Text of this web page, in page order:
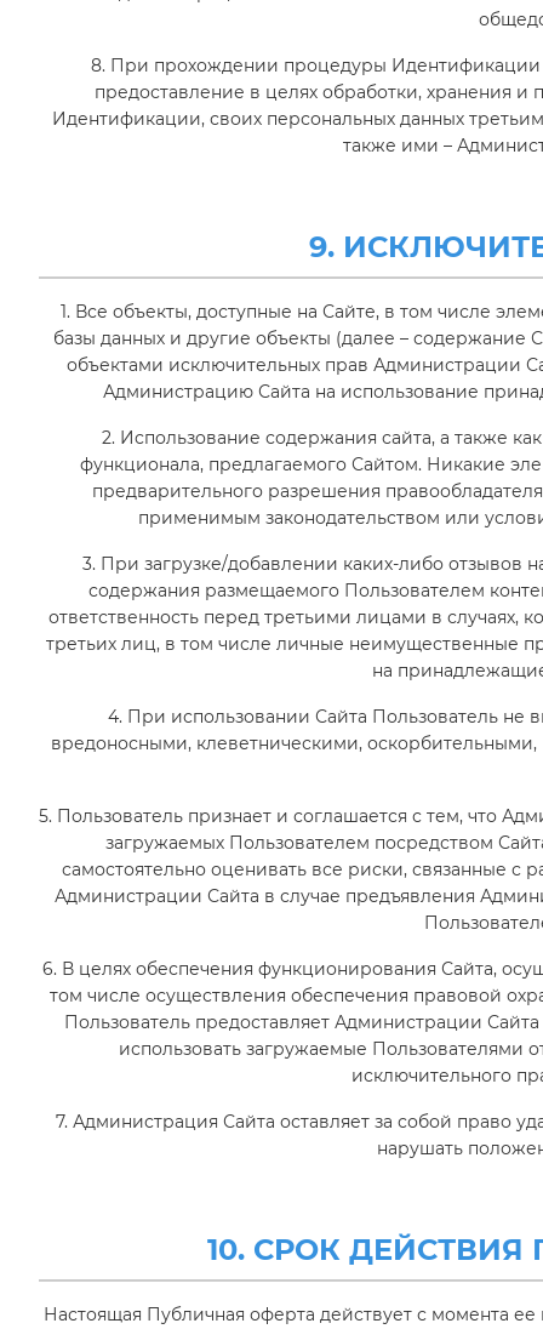
8. При прохождении процедуры Идентификации
предоставление в целях обработки, хранения
Идентификации, своих персональных данных
также ими –
9.
1. Все объекты, доступные на Сайте, в том числе
базы данных и другие объекты (далее – содержание
объектами исключительных прав Администрации
Администрацию Сайта на использование
2. Использование содержания сайта, а также
функционала, предлагаемого Сайтом. Никакие
предварительного разрешения
применимым законодательством или
3. При загрузке/добавлении каких-либо отзывов
содержания размещаемого Пользователем
ответственность перед третьими лицами в случаях,
третьих лиц, в том числе личные неимущественные
на
4. При использовании Сайта Пользователь не
вредоносными, клеветническими,
5. Пользователь признает и соглашается с тем, что
загружаемых Пользователем посредством
самостоятельно оценивать все риски, связанные с
Администрации Сайта в случае предъявления
6. В целях обеспечения функционирования Сайта,
том числе осуществления обеспечения правовой
Пользователь предоставляет Администрации
использовать загружаемые Пользователями
исключительного
7. Администрация Сайта оставляет за собой право
нарушать
10. СРОК
Настоящая Публичная оферта действует с момента